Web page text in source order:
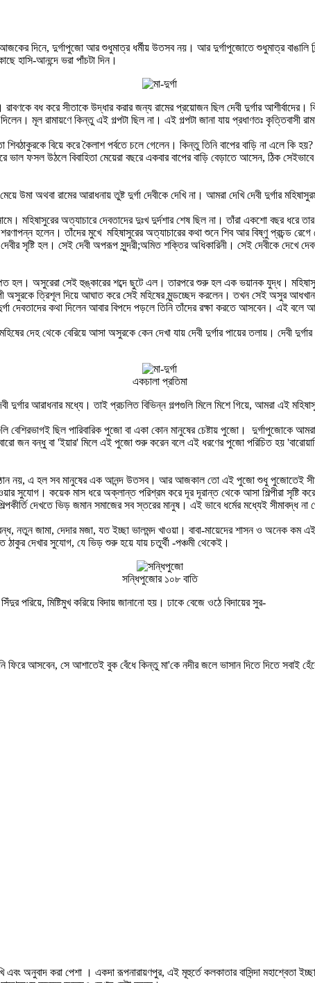
দিনে, দুর্গাপুজো আর শুধুমাত্র ধর্মীয় উতসব নয়। আর দুর্গাপুজোতে শুধুমাত্র বাঙালি
হাসি-আনন্দে ভরা পাঁচটা দিন।
বধ করে সীতাকে উদ্ধার করার জন্য রামের প্রয়োজন ছিল দেবী দুর্গার
মূল রামায়ণে কিন্তু এই গল্পটা ছিল না। এই গল্পটা জানা যায় প্রধাণতঃ কৃত্তিবাসী
বিয়ে করে কৈলাশ পর্বতে চলে গেলেন। কিন্তু তিনি বাপের বাড়ি না এলে কি
ভাল ফসল উঠলে বিবাহিতা মেয়েরা বছরে একবার বাপের বাড়ি বেড়াতে আসেন, ঠিক
উমা অথবা রামের আরাধনায় তুষ্ট দুর্গা দেবীকে দেখি না। আমরা দেখি দেবী দুর্গার
অত্যাচারে দেবতাদের দুঃখ দুর্দশার শেষ ছিল না। তাঁরা একশো বছর ধরে
হলেন। তাঁদের মুখে মহিষাসুরের অত্যাচারের কথা শুনে শিব আর বিষ্ণু প্রচন্ড
সৃষ্টি হল। সেই দেবী অপরূপ সুন্দরী;অমিত শক্তির অধিকারিনী। সেই দেবীকে দেখে
হল। অসুরেরা সেই হুঙ্কারের শব্দে ছুটে এল। তারপরে শুরু হল এক ভয়ানক যুদ্ধ।
অসুরকে ত্রিশূল দিয়ে আঘাত করে সেই মহিষের মুন্ডচ্ছেদ করলেন। তখন সেই অসুর
দেবতাদের কথা দিলেন আবার বিপদে পড়লে তিনি তাঁদের রক্ষা করতে আসবেন। এই বলে
দেহ থেকে বেরিয়ে আসা অসুরকে কেন দেখা যায় দেবী দুর্গার পায়ের তলায়। দেবী
একচালা প্রতিমা
আরাধনার মধ্যে। তাই প্রচলিত বিভিন্ন গল্পগুলি মিলে মিশে গিয়ে, আমরা এই
বেশিরভাগই ছিল পারিবারিক পুজো বা একা কোন মানুষের চেষ্টায় পুজো। দুর্গাপুজোকে
জন বন্ধু বা 'ইয়ার' মিলে এই পুজো শুরু করেন বলে এই ধরণের পুজো পরিচিত হয়
নয়, এ হল সব মানুষের এক আনন্দ উতসব। আর আজকাল তো এই পুজো শুধু পুজোতেই
সুযোগ। কয়েক মাস ধরে অক্লান্ত পরিশ্রম করে দূর দূরান্ত থেকে আসা শিল্পীরা সৃষ্টি
দেখতে ভিড় জমান সমাজের সব স্তরের মানুষ। এই ভাবে ধর্মের মধ্যেই
নতুন জামা, দেদার মজা, যত ইচ্ছা ভালমন্দ খাওয়া। বাবা-মায়েদের শাসন ও অনেক কম
দেখার সুযোগ, যে ভিড় শুরু হয়ে যায় চতুর্থী -পঞ্চমী থেকেই।
সন্ধিপুজোর ১০৮ বাতি
পরিয়ে, মিষ্টিমুখ করিয়ে বিদায় জানানো হয়। ঢাকে বেজে ওঠে বিদায়ের সুর-
ফিরে আসবেন, সে আশাতেই বুক বেঁধে কিন্তু মা'কে নদীর জলে ভাসান দিতে দিতে
অনুবাদ করা পেশা । একদা রূপনারায়ণপুর, এই মূহুর্তে কলকাতার বাসিন্দা মহাশ্বেতা